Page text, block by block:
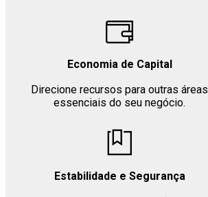
Economia de Capital
Direcione recursos para outras áreas
essenciais do seu negócio.
Estabilidade e Segurança